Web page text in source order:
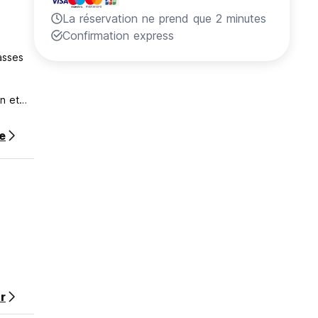
et
sur
La réservation ne prend que 2 minutes
Confirmation express